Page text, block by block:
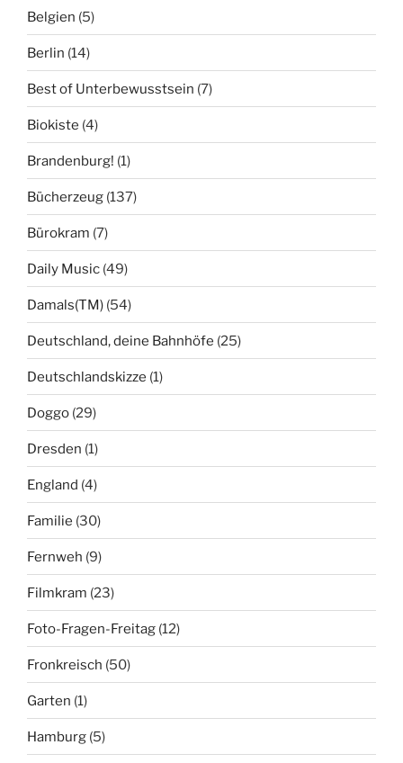
Belgien (5)
Berlin (14)
Best of Unterbewusstsein (7)
Biokiste (4)
Brandenburg! (1)
Bücherzeug (137)
Bürokram (7)
Daily Music (49)
Damals(TM) (54)
Deutschland, deine Bahnhöfe (25)
Deutschlandskizze (1)
Doggo (29)
Dresden (1)
England (4)
Familie (30)
Fernweh (9)
Filmkram (23)
Foto-Fragen-Freitag (12)
Fronkreisch (50)
Garten (1)
Hamburg (5)